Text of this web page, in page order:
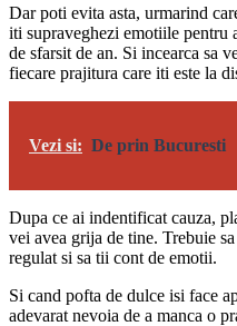
Dar poti evita asta, urmarind
iti supraveghezi emotiile pentru
de sfarsit de an. Si incearca sa
fiecare prajitura care iti este la
Vezi si: De prin Bucuresti
Dupa ce ai indentificat cauza,
vei avea grija de tine. Trebuie
regulat si sa tii cont de emotii.
Si cand pofta de dulce isi face
adevarat nevoia de a manca o